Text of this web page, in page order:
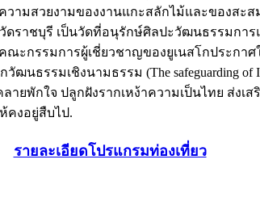
ามสวยงามของงานแกะสลักไม้และของสะ
ดราชบุรี เป็นวัดที่อนุรักษ์ศิลปะวัฒนธรรมกา
ะกรรมการผู้เชี่ยวชาญของยูเนสโกประก
รรมเชิงนามธรรม (The safeguarding of
ลายพักใจ ปลูกฝังรากเหง้าความเป็นไทย ส่
คงอยู่สืบไป.
รายละเอียดโปรแกรมท่องเที่ยว